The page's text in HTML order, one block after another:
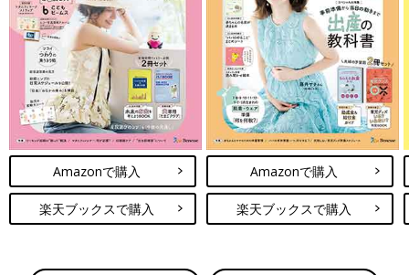
Amazonで購入
楽天ブックスで購入
Amazonで購入
楽天ブックスで購入